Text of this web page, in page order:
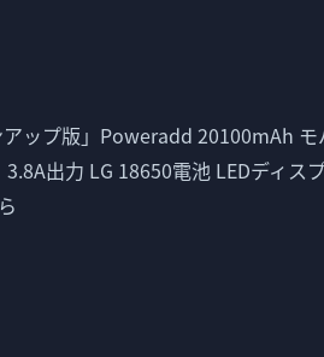
アップ版」Poweradd 20100mAh
3.8A出力 LG 18650電池 LEDディ